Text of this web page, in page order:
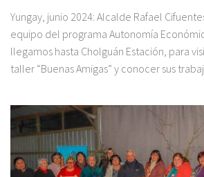
Yungay, junio 2024: Alcalde Rafael
equipo del programa Autonomía
llegamos hasta Cholguán Estación, para
taller “Buenas Amigas” y conocer sus